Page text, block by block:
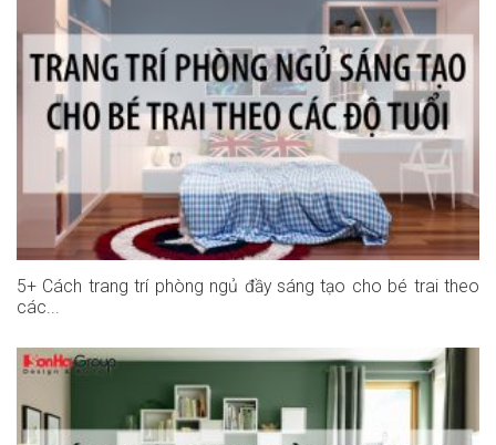
5+ Cách trang trí phòng ngủ đầy sáng tạo cho bé trai theo
các...